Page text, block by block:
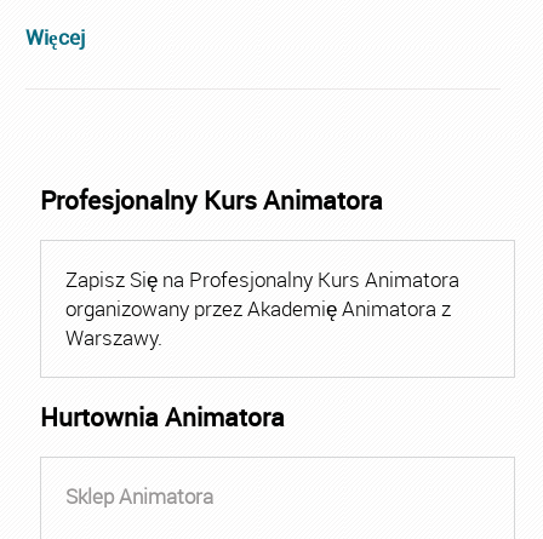
Więcej
Profesjonalny Kurs Animatora
Zapisz Się na Profesjonalny Kurs Animatora
organizowany przez Akademię Animatora z
Warszawy.
Hurtownia Animatora
Sklep Animatora